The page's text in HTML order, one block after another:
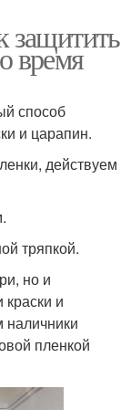
защитить
время
способ
и царапин.
действуем
тряпкой.
но и
краски и
наличники
пленкой